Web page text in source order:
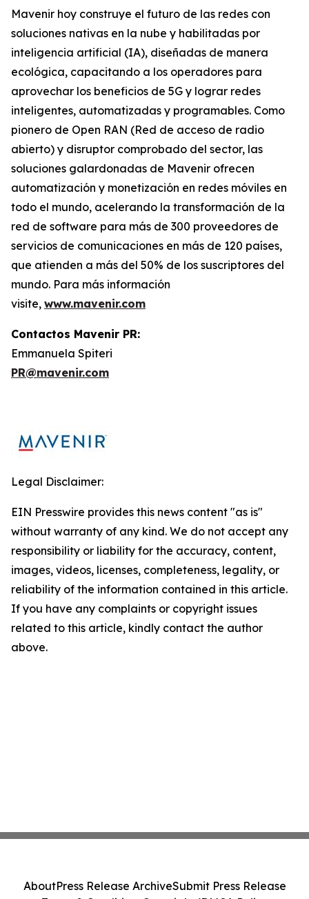
Mavenir hoy construye el futuro de las redes con
soluciones nativas en la nube y habilitadas por
inteligencia artificial (IA), diseñadas de manera
ecológica, capacitando a los operadores para
aprovechar los beneficios de 5G y lograr redes
inteligentes, automatizadas y programables. Como
pionero de Open RAN (Red de acceso de radio
abierto) y disruptor comprobado del sector, las
soluciones galardonadas de Mavenir ofrecen
automatización y monetización en redes móviles en
todo el mundo, acelerando la transformación de la
red de software para más de 300 proveedores de
servicios de comunicaciones en más de 120 países,
que atienden a más del 50% de los suscriptores del
mundo. Para más información
visite, www.mavenir.com
Contactos Mavenir PR:
Emmanuela Spiteri
PR@mavenir.com
Legal Disclaimer:
EIN Presswire provides this news content "as is"
without warranty of any kind. We do not accept any
responsibility or liability for the accuracy, content,
images, videos, licenses, completeness, legality, or
reliability of the information contained in this article.
If you have any complaints or copyright issues
related to this article, kindly contact the author
above.
AboutPress Release ArchiveSubmit Press Release